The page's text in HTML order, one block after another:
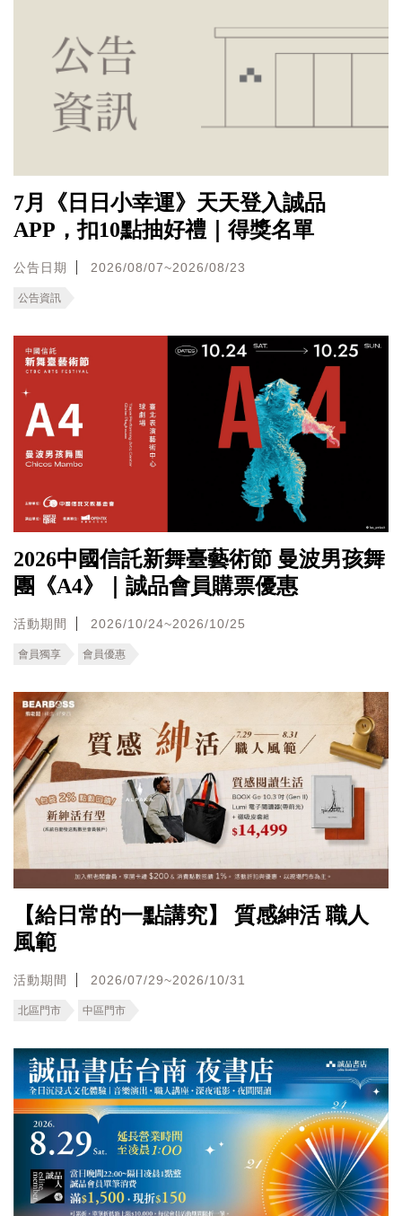
7月《日日小幸運》天天登入誠品
APP，扣10點抽好禮｜得獎名單
公告日期 2026/08/07~2026/08/23
公告資訊
2026中國信託新舞臺藝術節 曼波男孩舞
團《A4》｜誠品會員購票優惠
活動期間 2026/10/24~2026/10/25
會員獨享 會員優惠
【給日常的一點講究】 質感紳活 職人
風範
活動期間 2026/07/29~2026/10/31
北區門市 中區門市